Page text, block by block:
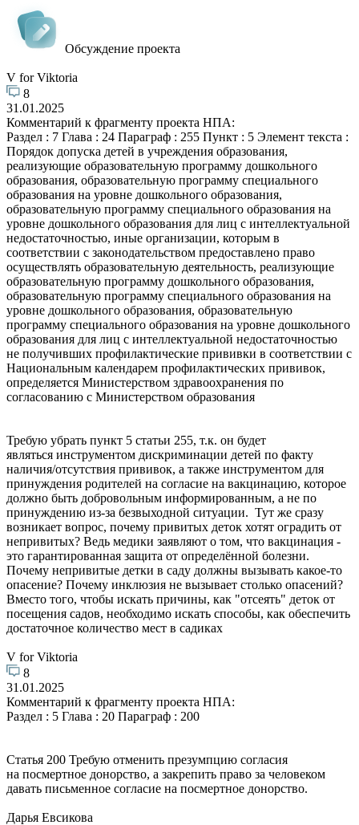
Обсуждение проекта
V for Viktoria
8
31.01.2025
Комментарий к фрагменту проекта НПА:
Раздел : 7 Глава : 24 Параграф : 255 Пункт : 5 Элемент текста :
Порядок допуска детей в учреждения образования,
реализующие образовательную программу дошкольного
образования, образовательную программу специального
образования на уровне дошкольного образования,
образовательную программу специального образования на
уровне дошкольного образования для лиц с интеллектуальной
недостаточностью, иные организации, которым в
соответствии с законодательством предоставлено право
осуществлять образовательную деятельность, реализующие
образовательную программу дошкольного образования,
образовательную программу специального образования на
уровне дошкольного образования, образовательную
программу специального образования на уровне дошкольного
образования для лиц с интеллектуальной недостаточностью
не получивших профилактические прививки в соответствии с
Национальным календарем профилактических прививок,
определяется Министерством здравоохранения по
согласованию с Министерством образования
Требую убрать пункт 5 статьи 255, т.к. он будет
являться инструментом дискриминации детей по факту
наличия/отсутствия прививок, а также инструментом для
принуждения родителей на согласие на вакцинацию, которое
должно быть добровольным информированным, а не по
принуждению из-за безвыходной ситуации. Тут же сразу
возникает вопрос, почему привитых деток хотят оградить от
непривитых? Ведь медики заявляют о том, что вакцинация -
это гарантированная защита от определённой болезни.
Почему непривитые детки в саду должны вызывать какое-то
опасение? Почему инклюзия не вызывает столько опасений?
Вместо того, чтобы искать причины, как "отсеять" деток от
посещения садов, необходимо искать способы, как обеспечить
достаточное количество мест в садиках
V for Viktoria
8
31.01.2025
Комментарий к фрагменту проекта НПА:
Раздел : 5 Глава : 20 Параграф : 200
Статья 200 Требую отменить презумпцию согласия
на посмертное донорство, а закрепить право за человеком
давать письменное согласие на посмертное донорство.
Дарья Евсикова